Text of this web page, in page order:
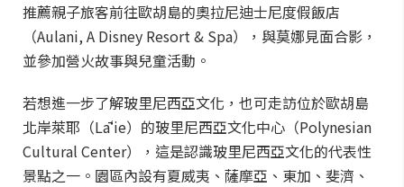
推薦親子旅客前往歐胡島的奧拉尼迪士尼度假飯店
（Aulani, A Disney Resort & Spa），與莫娜見面合影，
並參加營火故事與兒童活動。
若想進一步了解玻里尼西亞文化，也可走訪位於歐胡島
北岸萊耶（Lāʻie）的玻里尼西亞文化中心（Polynesian
Cultural Center），這是認識玻里尼西亞文化的代表性
景點之一。園區內設有夏威夷、薩摩亞、東加、斐濟、